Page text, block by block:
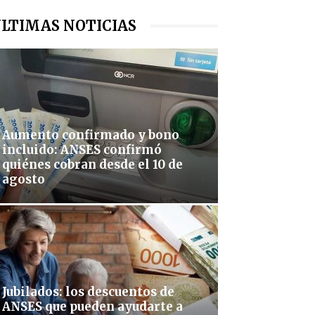
NOTICIAS
Aumento confirmado y bono
incluido: ANSES confirmó
quiénes cobran desde el 10 de
agosto
Jubilados: los descuentos de
ANSES que pueden ayudarte a